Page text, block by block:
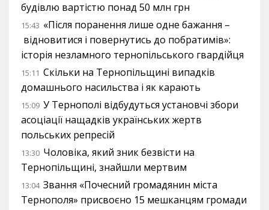
будівлю вартістю понад 50 млн грн
15:43 «Після поранення лише одне бажання –
відновитися і повернутись до побратимів»:
історія незламного тернопільського гвардійця
15:11 Скільки на Тернопільщині випадків
домашнього насильства і як карають
15:09 У Тернополі відбудуться установчі збори
асоціації нащадків українських жертв
польських репресій
13:30 Чоловіка, який зник безвісти на
Тернопільщині, знайшли мертвим
13:04 Звання «Почесний громадянин міста
Тернополя» присвоєно 15 мешканцям громади